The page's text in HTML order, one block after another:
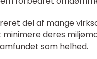
del af mange
deres
som helhed.